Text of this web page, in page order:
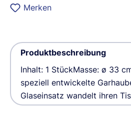
Merken
Produktbeschreibung
Inhalt: 1 StückMasse: ø 33
speziell entwickelte
Glaseinsatz wandelt ihren